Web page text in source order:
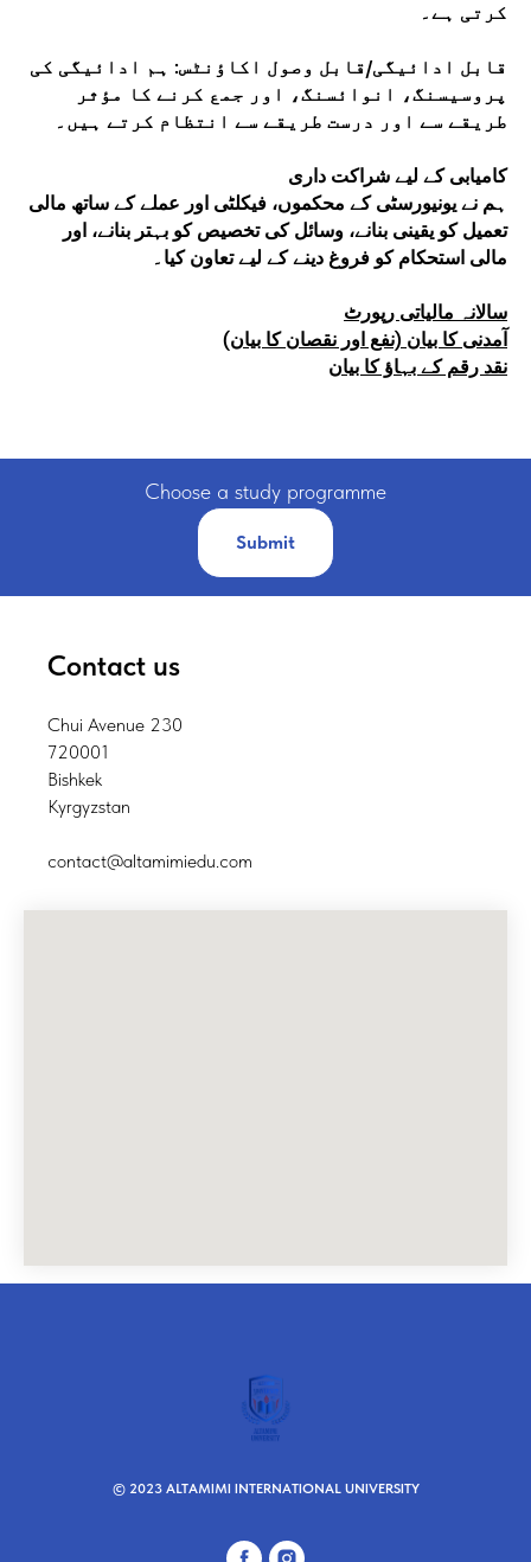
کرتی ہے۔
قابل ادائیگی/قابل وصول اکاؤنٹس: ہم ادائیگی کی
پروسیسنگ، انوائسنگ، اور جمع کرنے کا مؤثر
طریقے سے اور درست طریقے سے انتظام کرتے ہیں۔
کامیابی کے لیے شراکت داری
ہم نے یونیورسٹی کے محکموں، فیکلٹی اور عملے کے ساتھ مالی
تعمیل کو یقینی بنانے، وسائل کی تخصیص کو بہتر بنانے، اور
مالی استحکام کو فروغ دینے کے لیے تعاون کیا۔
سالانہ مالیاتی رپورٹ
آمدنی کا بیان (نفع اور نقصان کا بیان)
نقد رقم کے بہاؤ کا بیان
Choose a study programme
Submit
Contact us
Chui Avenue 230
720001
Bishkek
Kyrgyzstan
contact@altamimiedu.com
© 2023 ALTAMIMI INTERNATIONAL UNIVERSITY